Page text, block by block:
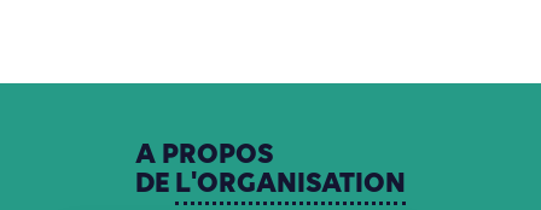
A PROPOS
DE L'ORGANISATION